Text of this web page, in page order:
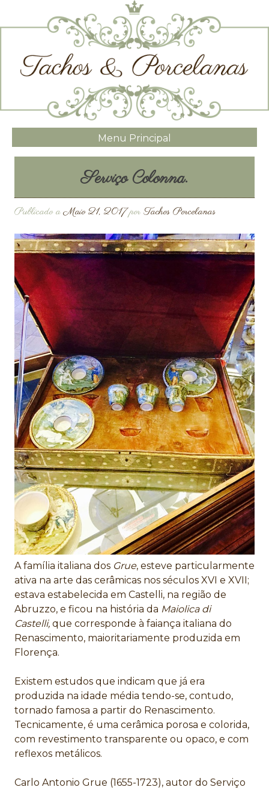
Menu Principal
Serviço Colonna.
Publicado aMaio 21, 2017por Tachos Porcelanas
A família italiana dos Grue, esteve particularmente
ativa na arte das cerâmicas nos séculos XVI e XVII;
estava estabelecida em Castelli, na região de
Abruzzo, e ficou na história da Maiolica di
Castelli, que corresponde à faiança italiana do
Renascimento, maioritariamente produzida em
Florença.
Existem estudos que indicam que já era
produzida na idade média tendo-se, contudo,
tornado famosa a partir do Renascimento.
Tecnicamente, é uma cerâmica porosa e colorida,
com revestimento transparente ou opaco, e com
reflexos metálicos.
Carlo Antonio Grue (1655-1723), autor do Serviço